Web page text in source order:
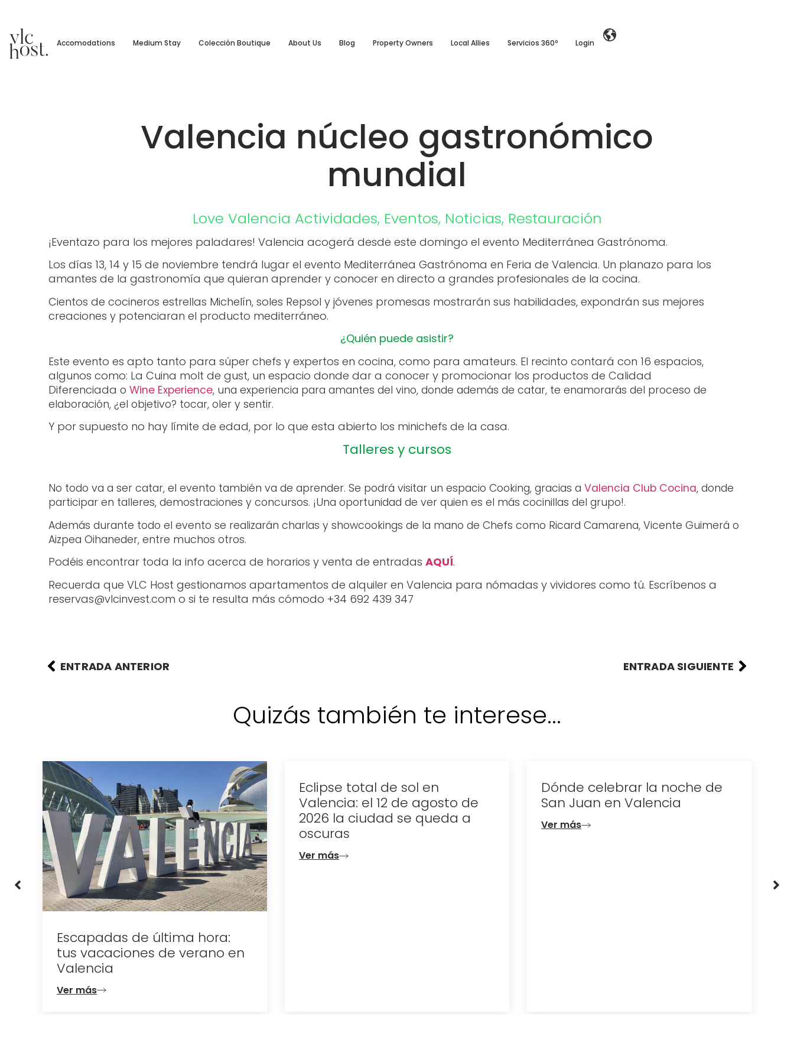
Accomodations Medium Stay Colección Boutique About Us Blog Property Owners Local Allies Servicios 360º Login
Valencia núcleo gastronómico
mundial
Love Valencia Actividades, Eventos, Noticias, Restauración
¡Eventazo para los mejores paladares! Valencia acogerá desde este domingo el evento Mediterránea Gastrónoma.
Los días 13, 14 y 15 de noviembre tendrá lugar el evento Mediterránea Gastrónoma en Feria de Valencia. Un planazo para los
amantes de la gastronomía que quieran aprender y conocer en directo a grandes profesionales de la cocina.
Cientos de cocineros estrellas Michelín, soles Repsol y jóvenes promesas mostrarán sus habilidades, expondrán sus mejores
creaciones y potenciaran el producto mediterráneo.
¿Quién puede asistir?
Este evento es apto tanto para súper chefs y expertos en cocina, como para amateurs. El recinto contará con 16 espacios,
algunos como: La Cuina molt de gust, un espacio donde dar a conocer y promocionar los productos de Calidad
Diferenciada o Wine Experience, una experiencia para amantes del vino, donde además de catar, te enamorarás del proceso de
elaboración, ¿el objetivo? tocar, oler y sentir.
Y por supuesto no hay límite de edad, por lo que esta abierto los minichefs de la casa.
Talleres y cursos
No todo va a ser catar, el evento también va de aprender. Se podrá visitar un espacio Cooking, gracias a Valencia Club Cocina, donde
participar en talleres, demostraciones y concursos. ¡Una oportunidad de ver quien es el más cocinillas del grupo!.
Además durante todo el evento se realizarán charlas y showcookings de la mano de Chefs como Ricard Camarena, Vicente Guimerá o
Aizpea Oihaneder, entre muchos otros.
Podéis encontrar toda la info acerca de horarios y venta de entradas AQUÍ.
Recuerda que VLC Host gestionamos apartamentos de alquiler en Valencia para nómadas y vividores como tú. Escríbenos a
reservas@vlcinvest.com o si te resulta más cómodo +34 692 439 347
ENTRADA ANTERIOR ENTRADA SIGUIENTE
Quizás también te interese...
Escapadas de última hora:
tus vacaciones de verano en
Valencia
Ver más
Eclipse total de sol en
Valencia: el 12 de agosto de
2026 la ciudad se queda a
oscuras
Ver más
Dónde celebrar la noche de
San Juan en Valencia
Ver más